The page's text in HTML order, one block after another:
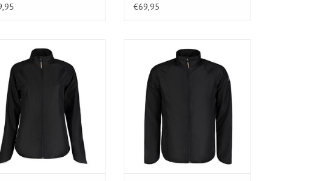
€69,95
AAN WINKELWAGEN TOEVOEGEN AAN WINKELWAGEN